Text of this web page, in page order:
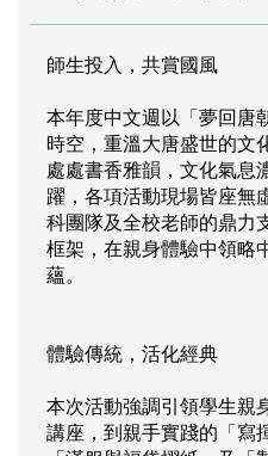
師生投入，共賞國風
本年度中文週以「夢回唐
時空，重溫大唐盛世的文
處處書香雅韻，文化氣息
躍，各項活動現場皆座無
科團隊及全校老師的鼎力
框架，在親身體驗中領略
蘊。
體驗傳統，活化經典
本次活動強調引領學生親
講座，到親手實踐的「寫